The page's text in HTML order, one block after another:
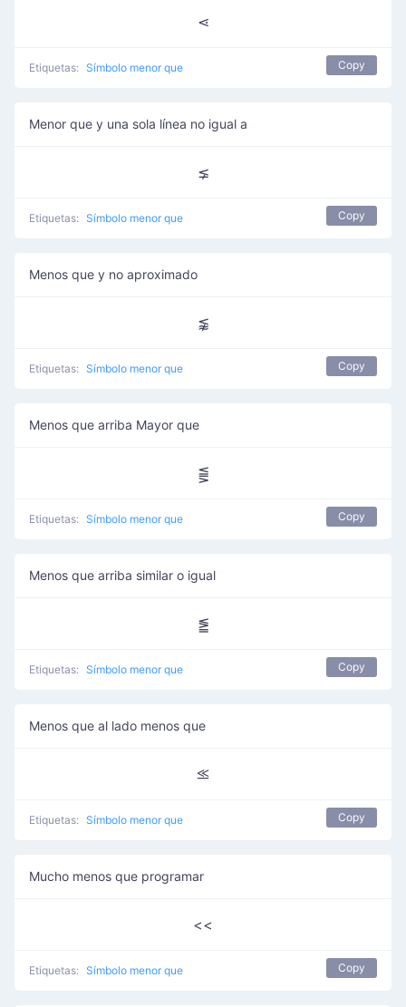
⋖
Etiquetas: Símbolo menor que Copy
Menor que y una sola línea no igual a
⪇
Etiquetas: Símbolo menor que Copy
Menos que y no aproximado
⪉
Etiquetas: Símbolo menor que Copy
Menos que arriba Mayor que
⪋
Etiquetas: Símbolo menor que Copy
Menos que arriba similar o igual
⪑
Etiquetas: Símbolo menor que Copy
Menos que al lado menos que
⪣
Etiquetas: Símbolo menor que Copy
Mucho menos que programar
<<
Etiquetas: Símbolo menor que Copy